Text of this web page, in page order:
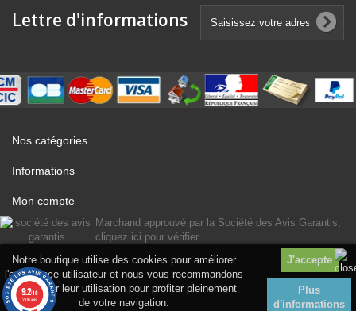
Notre boutique utilise des cookies pour améliorer
l'expérience utilisateur et nous vous recommandons
d'accepter leur utilisation pour profiter pleinement
de votre navigation.
Plus
d'informations
Lettre d'informations
Nos catégories
Informations
Mon compte
Marchand approuvé par la Société des Avis Garantis,
cliquez ici pour vérifier.
9.2/10
2176 avis